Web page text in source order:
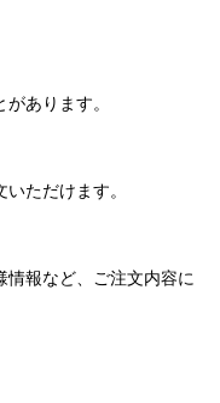
あります。
ただけます。
報など、ご注文内容に